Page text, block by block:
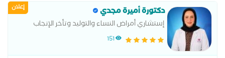
إعلان دكتورة أميرة مجدي
إستشاري أمراض النساء والتوليد وتأخر الإنجاب
والعقم
151